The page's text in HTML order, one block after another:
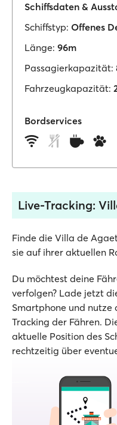
Schiffsdaten &
Schiffstyp: Offenes
Länge: 96m
Passagierkapazität:
Fahrzeugkapazität:
Bordservices
Live-Tracking:
Finde die Villa de
sie auf ihrer aktuellen
Du möchtest deine
verfolgen? Lade jetzt
Smartphone und nutze
Tracking der Fähren.
aktuelle Position des
rechtzeitig über